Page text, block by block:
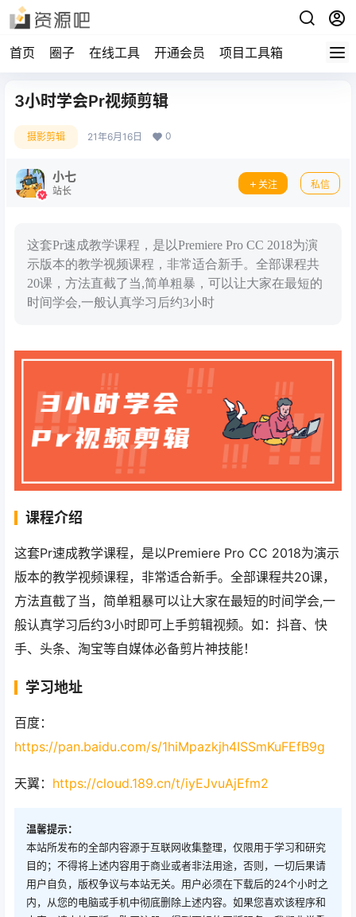
首页 圈子 在线工具 开通会员 项目工具箱
3小时学会Pr视频剪辑
摄影剪辑 21年6月16日 0
小七
站长
关注 私信
这套Pr速成教学课程，是以Premiere Pro CC 2018为演
示版本的教学视频课程，非常适合新手。全部课程共
20课，方法直截了当,简单粗暴，可以让大家在最短的
时间学会,一般认真学习后约3小时
课程介绍
这套Pr速成教学课程，是以Premiere Pro CC 2018为演示
版本的教学视频课程，非常适合新手。全部课程共20课，
方法直截了当，简单粗暴可以让大家在最短的时间学会,一
般认真学习后约3小时即可上手剪辑视频。如：抖音、快
手、头条、淘宝等自媒体必备剪片神技能！
学习地址
百度：
https://pan.baidu.com/s/1hiMpazkjh4ISSmKuFEfB9g
天翼： https://cloud.189.cn/t/iyEJvuAjEfm2
温馨提示：
本站所发布的全部内容源于互联网收集整理，仅限用于学习和研究
目的；不得将上述内容用于商业或者非法用途，否则，一切后果请
用户自负，版权争议与本站无关。用户必须在下载后的24个小时之
内，从您的电脑或手机中彻底删除上述内容。如果您喜欢该程序和